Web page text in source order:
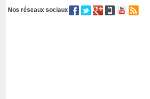
Nos réseaux sociaux